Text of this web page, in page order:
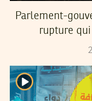
Parlement-
rupture qui